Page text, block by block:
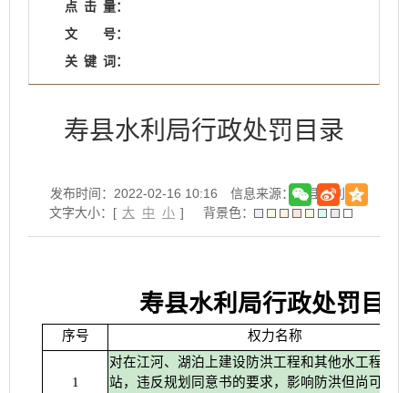
点 击 量：
文
号：
关 键 词：
寿县水利局行政处罚目录
发布时间：2022-02-16 10:16
信息来源：寿县水利局
文字大小：[ 大 中 小 ] 背景色：
寿县水利局行政处罚目
序号 权力名称
1
对在江河、湖泊上建设防洪工程和其他水工程、
站，违反规划同意书的要求，影响防洪但尚可采